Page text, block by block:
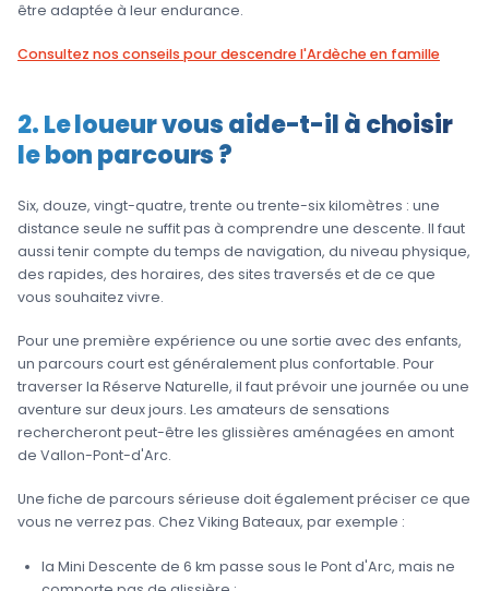
être adaptée à leur endurance.
Consultez nos conseils pour descendre l'Ardèche en famille
2. Le loueur vous aide-t-il à choisir
le bon parcours ?
Six, douze, vingt-quatre, trente ou trente-six kilomètres : une
distance seule ne suffit pas à comprendre une descente. Il faut
aussi tenir compte du temps de navigation, du niveau physique,
des rapides, des horaires, des sites traversés et de ce que
vous souhaitez vivre.
Pour une première expérience ou une sortie avec des enfants,
un parcours court est généralement plus confortable. Pour
traverser la Réserve Naturelle, il faut prévoir une journée ou une
aventure sur deux jours. Les amateurs de sensations
rechercheront peut-être les glissières aménagées en amont
de Vallon-Pont-d'Arc.
Une fiche de parcours sérieuse doit également préciser ce que
vous ne verrez pas. Chez Viking Bateaux, par exemple :
la Mini Descente de 6 km passe sous le Pont d'Arc, mais ne